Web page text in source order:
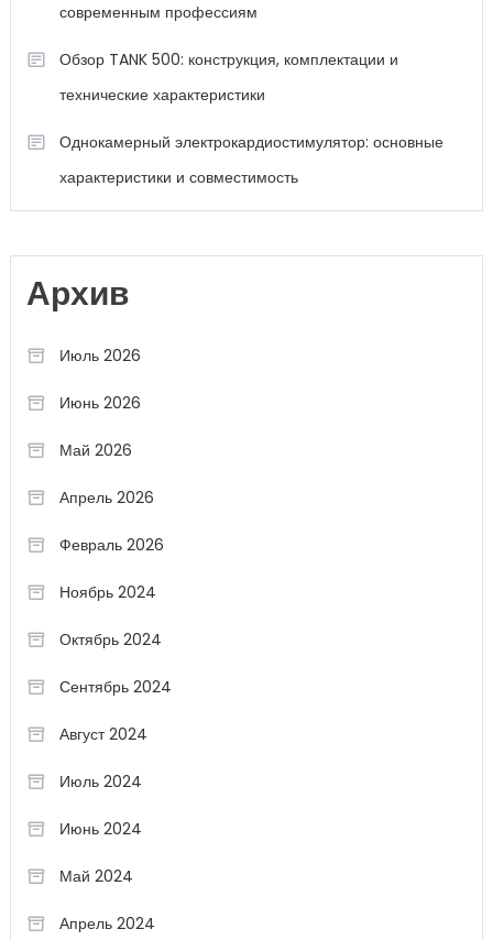
современным профессиям
Обзор TANK 500: конструкция, комплектации и
технические характеристики
Однокамерный электрокардиостимулятор: основные
характеристики и совместимость
Архив
Июль 2026
Июнь 2026
Май 2026
Апрель 2026
Февраль 2026
Ноябрь 2024
Октябрь 2024
Сентябрь 2024
Август 2024
Июль 2024
Июнь 2024
Май 2024
Апрель 2024